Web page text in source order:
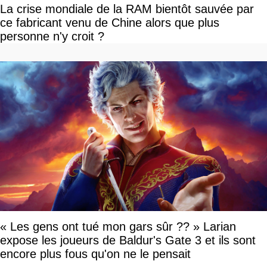
La crise mondiale de la RAM bientôt sauvée par
ce fabricant venu de Chine alors que plus
personne n'y croit ?
« Les gens ont tué mon gars sûr ?? » Larian
expose les joueurs de Baldur's Gate 3 et ils sont
encore plus fous qu'on ne le pensait